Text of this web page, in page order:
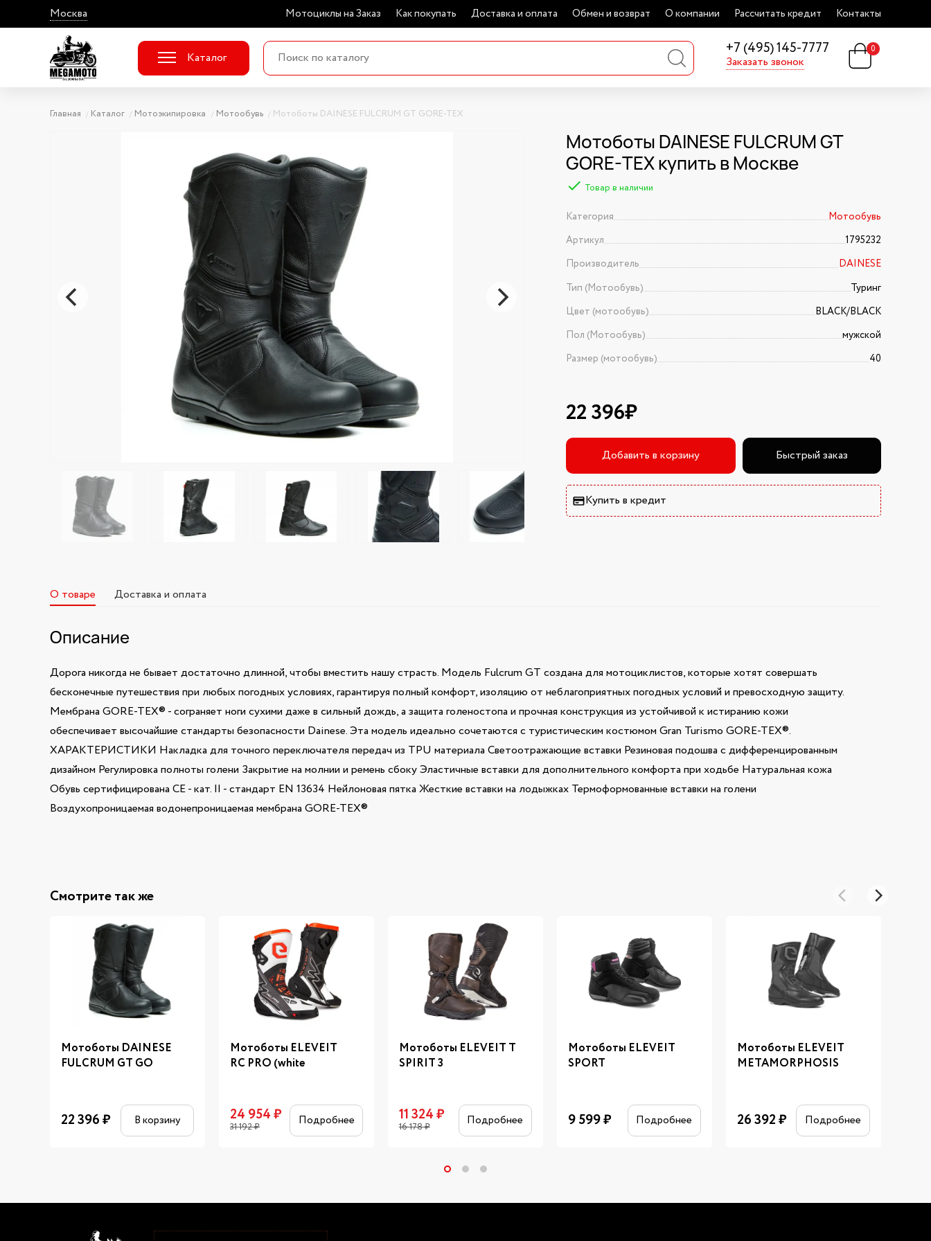
Москва Мотоциклы на Заказ Как покупать Доставка и оплата Обмен и возврат О компании Рассчитать кредит Контакты
+7 (495) 145-7777
Заказать звонок
Каталог
0
Главная Каталог Мотоэкипировка Мотообувь Мотоботы DAINESE FULCRUM GT GORE-TEX
Мотоботы DAINESE FULCRUM GT
GORE-TEX купить в Москве
Товар в наличии
Категория
Мотообувь
Артикул
1795232
Производитель
DAINESE
Тип (Мотообувь)
Туринг
Цвет (мотообувь)
BLACK/BLACK
Пол (Мотообувь)
мужской
Размер (мотообувь)
40
22 396₽
Добавить в корзину Быстрый заказ
Купить в кредит
О товаре Доставка и оплата
Описание
Дорога никогда не бывает достаточно длинной, чтобы вместить нашу страсть. Модель Fulcrum GT создана для мотоциклистов, которые хотят совершать
бесконечные путешествия при любых погодных условиях, гарантируя полный комфорт, изоляцию от неблагоприятных погодных условий и превосходную защиту.
Мембрана GORE-TEX® - сограняет ноги сухими даже в сильный дождь, а защита голеностопа и прочная конструкция из устойчивой к истиранию кожи
обеспечивает высочайшие стандарты безопасности Dainese. Эта модель идеально сочетаются с туристическим костюмом Gran Turismo GORE-TEX®.
ХАРАКТЕРИСТИКИ Накладка для точного переключателя передач из TPU материала Светоотражающие вставки Резиновая подошва с дифференцированным
дизайном Регулировка полноты голени Закрытие на молнии и ремень сбоку Эластичные вставки для дополнительного комфорта при ходьбе Натуральная кожа
Обувь сертифицирована CE - кат. II - стандарт EN 13634 Нейлоновая пятка Жесткие вставки на лодыжках Термоформованные вставки на голени
Воздухопроницаемая водонепроницаемая мембрана GORE-TEX®
Смотрите так же
Мотоботы DAINESE
FULCRUM GT GO
22 396₽ В корзину
Мотоботы ELEVEIT
RC PRO (white
24 954₽
31 192₽ Подробнее
Мотоботы ELEVEIT T
SPIRIT 3
11 324₽
16 178₽ Подробнее
Мотоботы ELEVEIT
SPORT
9 599₽ Подробнее
Мотоботы ELEVEIT
METAMORPHOSIS
26 392₽ Подробнее